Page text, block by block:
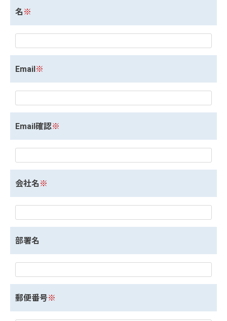
名 ※
Email※
Email確認※
会社名 ※
部署名
郵便番号※